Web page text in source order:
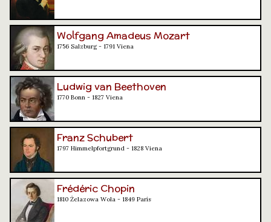
Wolfgang Amadeus Mozart
1756 Salzburg - 1791 Viena
Ludwig van Beethoven
1770 Bonn - 1827 Viena
Franz Schubert
1797 Himmelpfortgrund - 1828 Viena
Frédéric Chopin
1810 Żelazowa Wola - 1849 París